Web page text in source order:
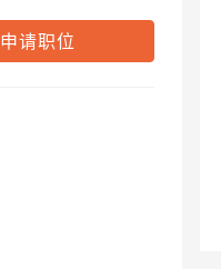
申请职位